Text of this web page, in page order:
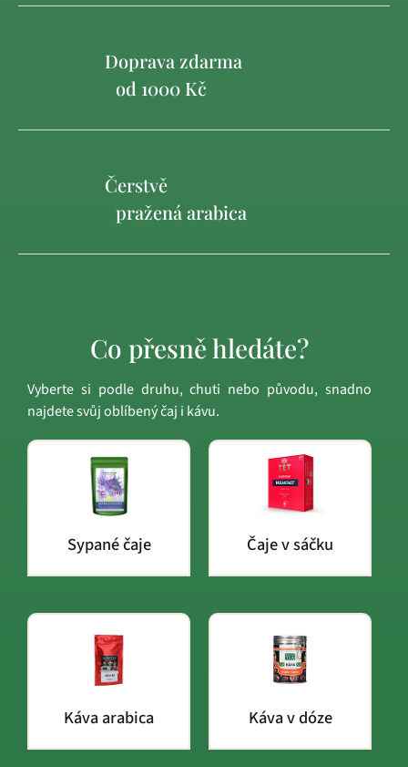
Doprava zdarma
od 1000 Kč
Čerstvě
pražená arabica
Co přesně hledáte?
Vyberte si podle druhu, chuti nebo původu, snadno
najdete svůj oblíbený čaj i kávu.
Sypané čaje Čaje v sáčku
Káva arabica Káva v dóze